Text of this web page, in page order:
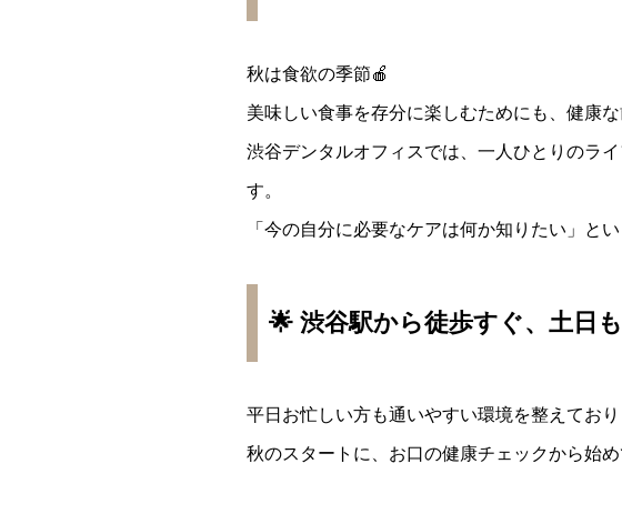
秋は食欲の季節🍎
美味しい食事を存分に楽しむためにも、健康な
渋谷デンタルオフィスでは、一人ひとりのラ
す。
「今の自分に必要なケアは何か知りたい」と
🌟 渋谷駅から徒歩すぐ、土日
平日お忙しい方も通いやすい環境を整えており
秋のスタートに、お口の健康チェックから始